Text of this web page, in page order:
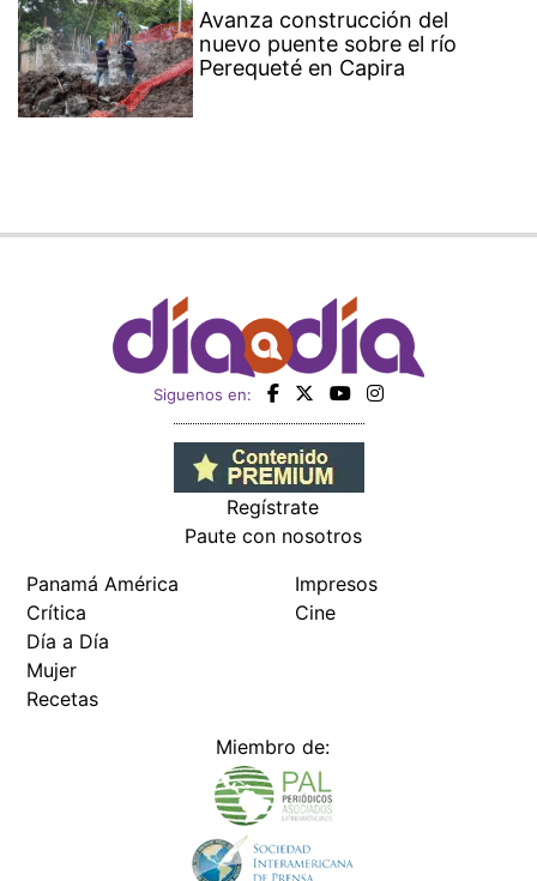
Avanza construcción del
nuevo puente sobre el río
Perequeté en Capira
Siguenos en:
Regístrate
Paute con nosotros
Panamá América
Crítica
Día a Día
Mujer
Recetas
Impresos
Cine
Miembro de: